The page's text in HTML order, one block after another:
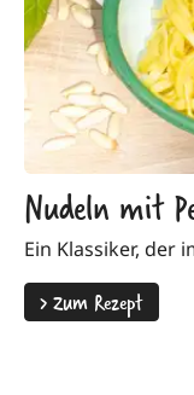
Nudeln mit
Ein Klassiker, der
>Zum Rezept